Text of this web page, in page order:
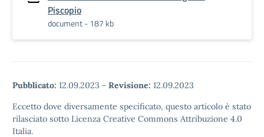
Piscopio
document - 187 kb
Pubblicato: 12.09.2023 - Revisione: 12.09.2023
Eccetto dove diversamente specificato, questo articolo è stato
rilasciato sotto Licenza Creative Commons Attribuzione 4.0
Italia.